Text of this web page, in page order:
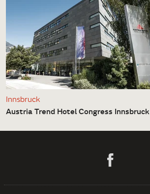
Innsbruck
Austria Trend Hotel Congress Innsbruck